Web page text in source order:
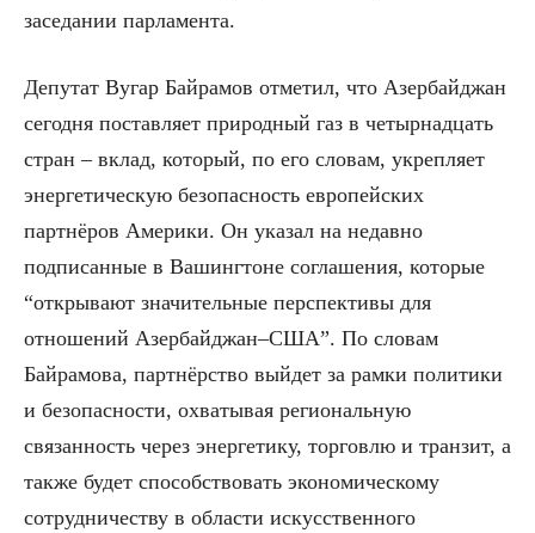
заседании парламента.
Депутат Вугар Байрамов отметил, что Азербайджан
сегодня поставляет природный газ в четырнадцать
стран – вклад, который, по его словам, укрепляет
энергетическую безопасность европейских
партнёров Америки. Он указал на недавно
подписанные в Вашингтоне соглашения, которые
“открывают значительные перспективы для
отношений Азербайджан–США”. По словам
Байрамова, партнёрство выйдет за рамки политики
и безопасности, охватывая региональную
связанность через энергетику, торговлю и транзит, а
также будет способствовать экономическому
сотрудничеству в области искусственного